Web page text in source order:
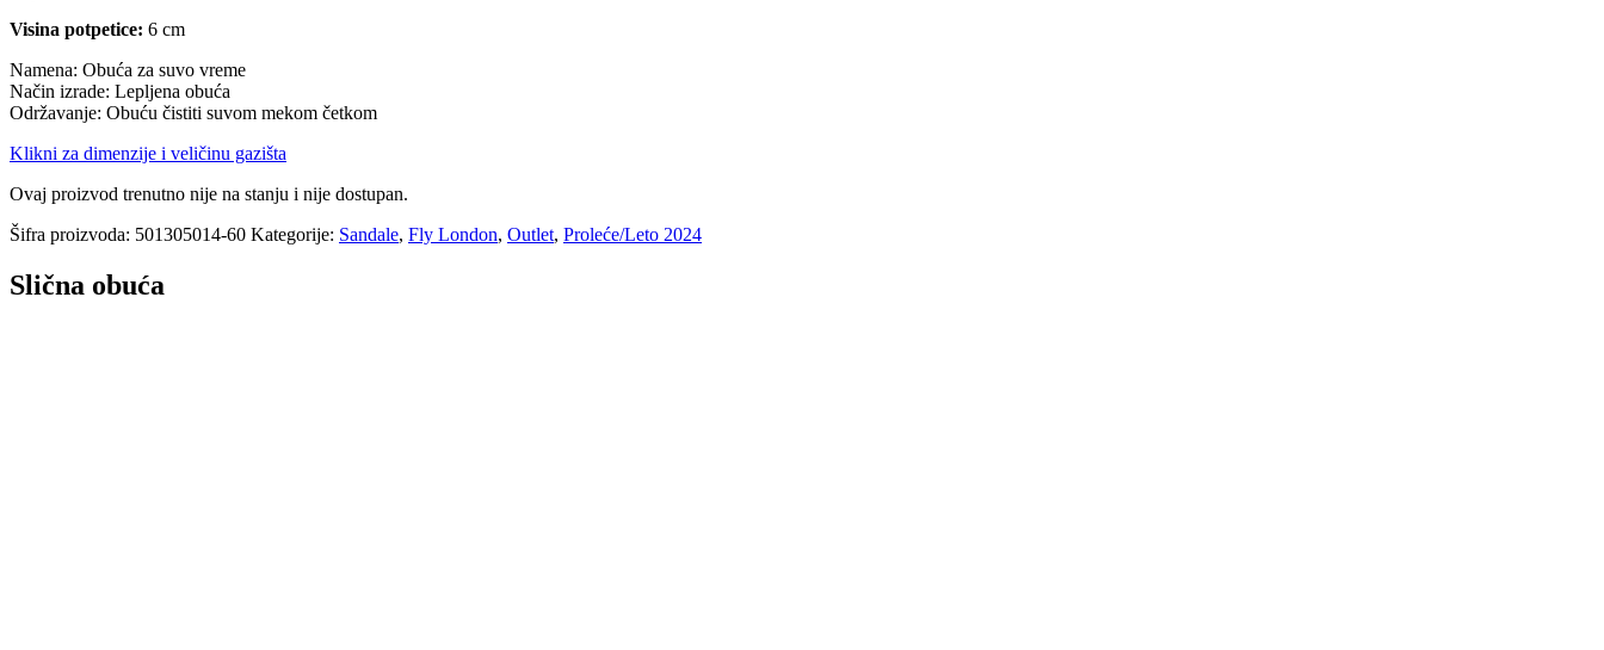
Visina potpetice: 6 cm
Namena: Obuća za suvo vreme
Način izrade: Lepljena obuća
Održavanje: Obuću čistiti suvom mekom četkom
Klikni za dimenzije i veličinu gazišta
Ovaj proizvod trenutno nije na stanju i nije dostupan.
Šifra proizvoda: 501305014-60 Kategorije: Sandale, Fly London, Outlet, Proleće/Leto 2024
Slična obuća